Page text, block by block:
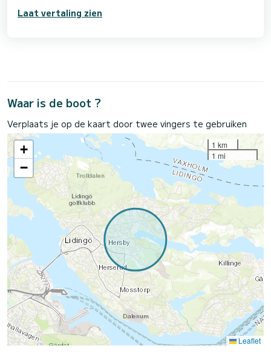
Laat vertaling zien
Waar is de boot ?
Verplaats je op de kaart door twee vingers te gebruiken
+
−
1 km
1 mi
Leaflet